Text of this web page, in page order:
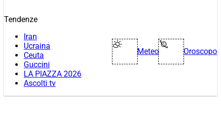
Tendenze
Iran
Ucraina
Ceuta
Guccini
LA PIAZZA 2026
Ascolti tv
Meteo Oroscopo